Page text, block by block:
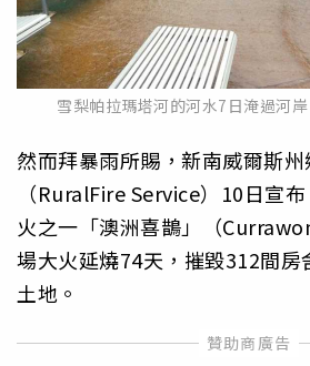
雪梨帕拉瑪塔河的河水7日淹過河岸
然而拜暴雨所賜，新南威爾斯
（RuralFire Service）10日宣
火之一「澳洲喜鵲」（
場大火延燒74天，摧毀312間房
土地。